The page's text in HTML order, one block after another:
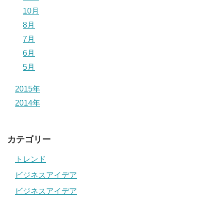
10月
8月
7月
6月
5月
2015年
2014年
カテゴリー
トレンド
ビジネスアイデア
ビジネスアイデア